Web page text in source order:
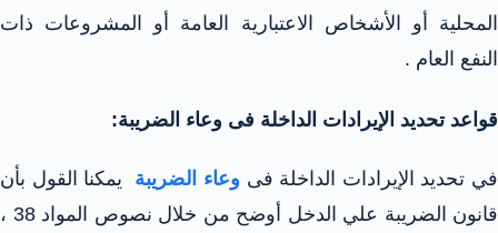
المحلية أو الأشخاص الاعتبارية العامة أو المشروعات ذات
النفع العام .
قواعد تحديد الإيرادات الداخلة فى وعاء الضريبة:
في تحديد الإيرادات الداخلة فى وعاء الضريبة
يمكنا القول بأن
قانون الضريبة علي الدخل أوضح من خلال نصوص المواد 38 ،